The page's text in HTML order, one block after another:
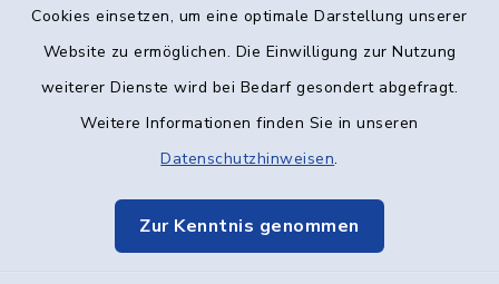
Cookies einsetzen, um eine optimale Darstellung unserer
Website zu ermöglichen. Die Einwilligung zur Nutzung
weiterer Dienste wird bei Bedarf gesondert abgefragt.
Weitere Informationen finden Sie in unseren
Datenschutzhinweisen.
Zur Kenntnis genommen
Kontakt
Datenschutz
Elektronische Kommunikation